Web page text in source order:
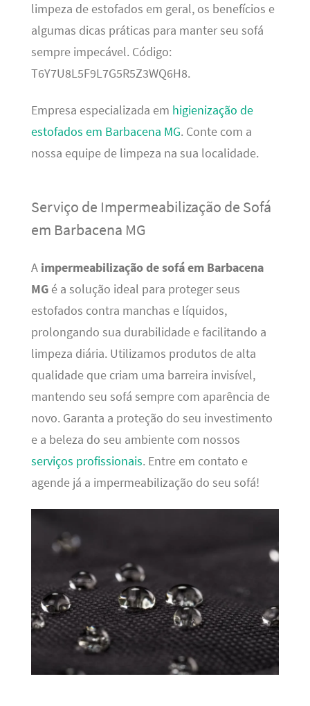
limpeza de estofados em geral, os benefícios e
algumas dicas práticas para manter seu sofá
sempre impecável. Código:
T6Y7U8L5F9L7G5R5Z3WQ6H8.
Empresa especializada em higienização de
estofados em Barbacena MG. Conte com a
nossa equipe de limpeza na sua localidade.
Serviço de Impermeabilização de Sofá
em Barbacena MG
A impermeabilização de sofá em Barbacena
MGé a solução ideal para proteger seus
estofados contra manchas e líquidos,
prolongando sua durabilidade e facilitando a
limpeza diária. Utilizamos produtos de alta
qualidade que criam uma barreira invisível,
mantendo seu sofá sempre com aparência de
novo. Garanta a proteção do seu investimento
e a beleza do seu ambiente com nossos
serviços profissionais. Entre em contato e
agende já a impermeabilização do seu sofá!